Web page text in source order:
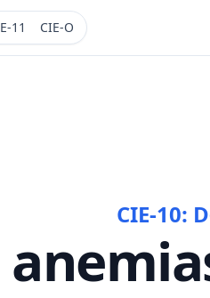
11 CIE-O
CIE-10: